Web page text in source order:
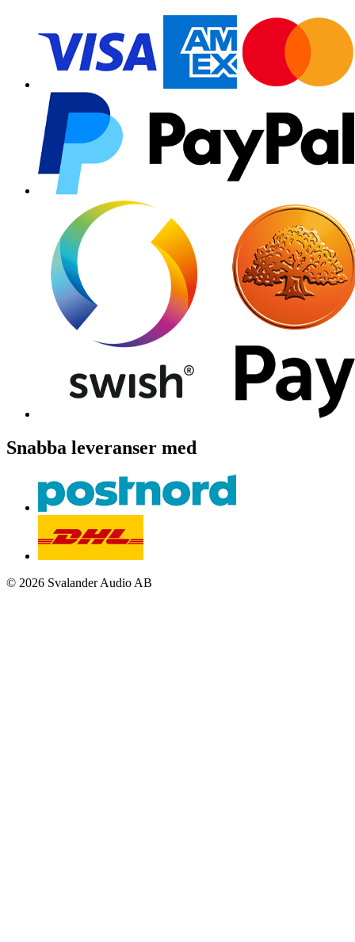
Snabba leveranser med
© 2026 Svalander Audio AB